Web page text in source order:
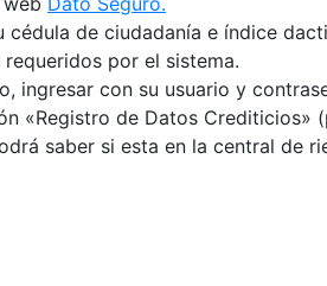
cédula de ciudadanía e índice
por el sistema.
ingresar con su usuario y
«Registro de Datos Crediticios»
saber si esta en la central de